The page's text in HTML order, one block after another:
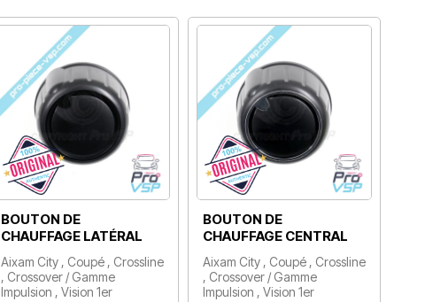
BOUTON DE
CHAUFFAGE LATÉRAL
Aixam City , Coupé , Crossline
, Crossover / Gamme
Impulsion , Vision 1er
BOUTON DE
CHAUFFAGE CENTRAL
Aixam City , Coupé , Crossline
, Crossover / Gamme
Impulsion , Vision 1er